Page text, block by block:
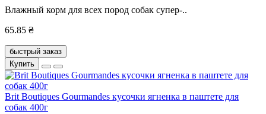
Влажный корм для всех пород собак супер-..
65.85 ₴
быстрый заказ
Купить
Brit Boutiques Gourmandes кусочки ягненка в паштете для
собак 400г